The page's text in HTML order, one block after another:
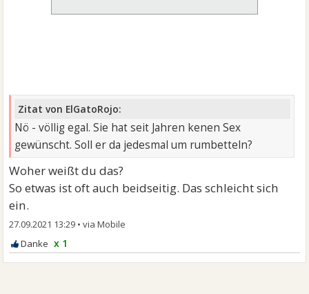
Zitat von ElGatoRojo:
Nö - völlig egal. Sie hat seit Jahren kenen Sex
gewünscht. Soll er da jedesmal um rumbetteln?
Woher weißt du das?
So etwas ist oft auch beidseitig. Das schleicht sich
ein.
27.09.2021 13:29 •
x 1